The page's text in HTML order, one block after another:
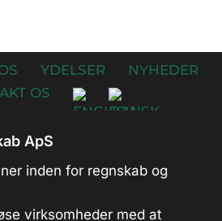
YDELSER
NYHEDER
OS
ApS
inden for regnskab og
virksomheder med at